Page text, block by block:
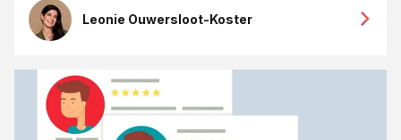
Leonie Ouwersloot-Koster